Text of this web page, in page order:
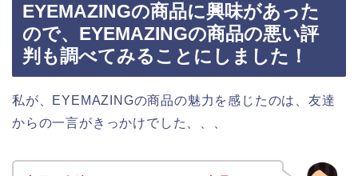
EYEMAZINGの商品に興味があった
ので、EYEMAZINGの商品の悪い評
判も調べてみることにしました！
私が、EYEMAZINGの商品の魅力を感じたのは、友達
からの一言がきっかけでした、、、